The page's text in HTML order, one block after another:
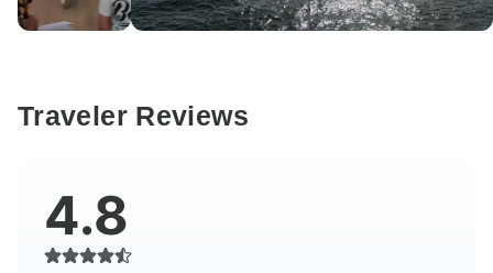
Traveler Reviews
4.8